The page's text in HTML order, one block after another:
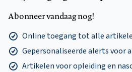
Abonneer vandaag nog!
Online toegang tot alle
Gepersonaliseerde alerts voor
Artikelen voor opleiding en